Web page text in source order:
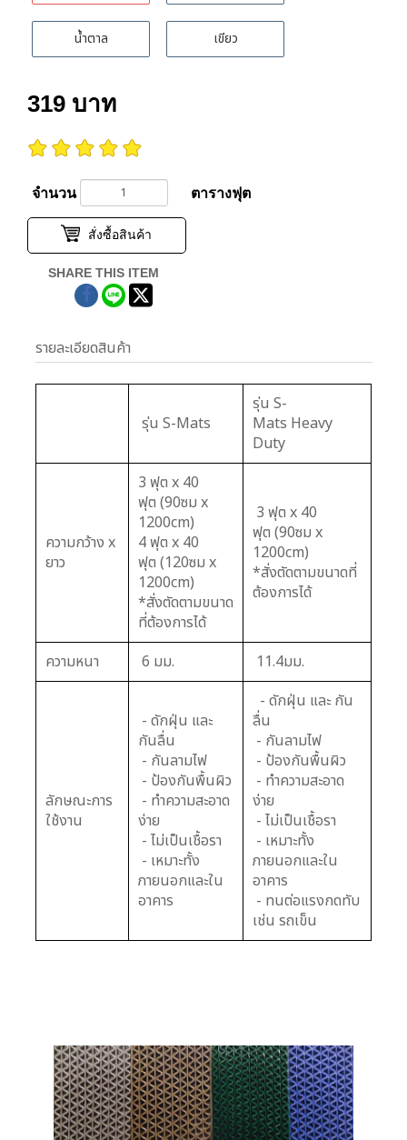
น้ำตาล เขียว
319 บาท
จำนวน ตารางฟุต
สั่งซื้อสินค้า
SHARE THIS ITEM
รายละเอียดสินค้า
รุ่น S-Mats
รุ่น S-
Mats Heavy
Duty
ความกว้าง x
ยาว
3 ฟุต x 40
ฟุต (90ซม x
1200cm)
4 ฟุต x 40
ฟุต (120ซม x
1200cm)
*สั่งตัดตามขนาด
ที่ต้องการได้
3 ฟุต x 40
ฟุต (90ซม x
1200cm)
*สั่งตัดตามขนาดที่
ต้องการได้
ความหนา 6 มม. 11.4มม.
ลักษณะการ
ใช้งาน
- ดักฝุ่น และ
กันลื่น
- กันลามไฟ
- ป้องกันพื้นผิว
- ทำความสะอาด
ง่าย
- ไม่เป็นเชื้อรา
- เหมาะทั้ง
ภายนอกและใน
อาคาร
- ดักฝุ่น และ กัน
ลื่น
- กันลามไฟ
- ป้องกันพื้นผิว
- ทำความสะอาด
ง่าย
- ไม่เป็นเชื้อรา
- เหมาะทั้ง
ภายนอกและใน
อาคาร
- ทนต่อแรงกดทับ
เช่น รถเข็น